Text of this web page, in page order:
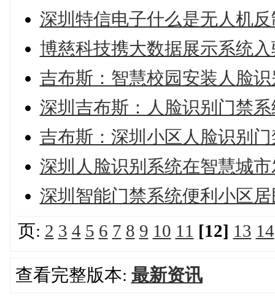
深圳特信电子什么是无人机
博慈科技携大数据展示系统
吉布斯：智慧校园安装人脸
深圳吉布斯：人脸识别门禁
吉布斯：深圳小区人脸识别
深圳人脸识别系统在智慧城
深圳智能门禁系统便利小区
页: 2 3 4 5 6 7 8 9 10 11 [12] 13 14
查看完整版本: 最新资讯